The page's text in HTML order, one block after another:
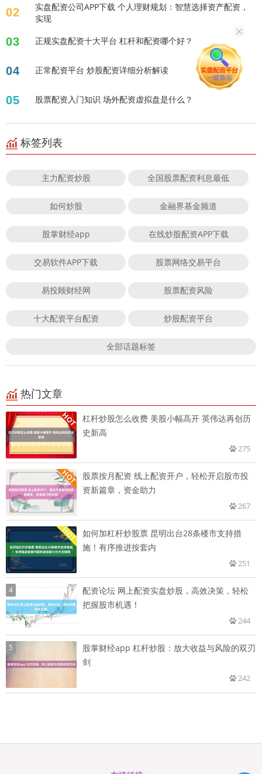
02
实盘配资公司APP下载 个人理财规划：智慧选择资产配资，
实现
03 正规实盘配资十大平台 杠杆和配资哪个好？
04 正常配资平台 炒股配资详细分析解读
05 股票配资入门知识 场外配资虚拟盘是什么？
标签列表
主力配资炒股 全国股票配资利息最低
如何炒股 金融界基金频道
股掌财经app 在线炒股配资APP下载
交易软件APP下载 股票网络交易平台
易投顾财经网 股票配资风险
十大配资平台配资 炒股配资平台
全部话题标签
热门文章
杠杆炒股怎么收费 美股小幅高开 英伟达再创历
史新高
275
股票按月配资 线上配资开户，轻松开启股市投
资新篇章，资金助力
267
如何加杠杆炒股票 昆明出台28条楼市支持措
施！有序推进按套内
251
4
配资论坛 网上配资实盘炒股，高效决策，轻松
把握股市机遇！
244
5
股掌财经app 杠杆炒股：放大收益与风险的双刃
剑
242